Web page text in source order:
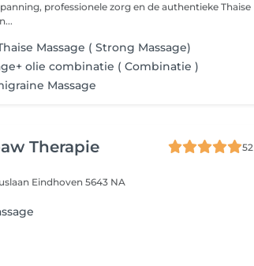
professionele zorg en de authentieke Thaise
Massage ( Strong Massage)
olie combinatie ( Combinatie )
Massage
Therapie
52
Eindhoven 5643 NA